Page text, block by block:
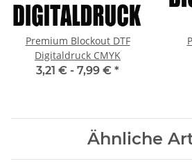
Premium Blockout DTF
Digitaldruck CMYK
3,21 € - 7,99 € *
Ähnliche